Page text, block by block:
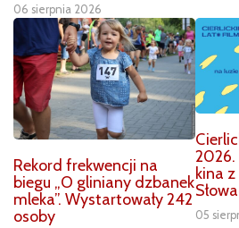
06 sierpnia 2026
Rekord frekwencji na
biegu „O gliniany dzbanek
mleka”. Wystartowały 242
osoby
2026.
kina
05